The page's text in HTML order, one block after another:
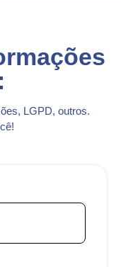
LGPD, outros.